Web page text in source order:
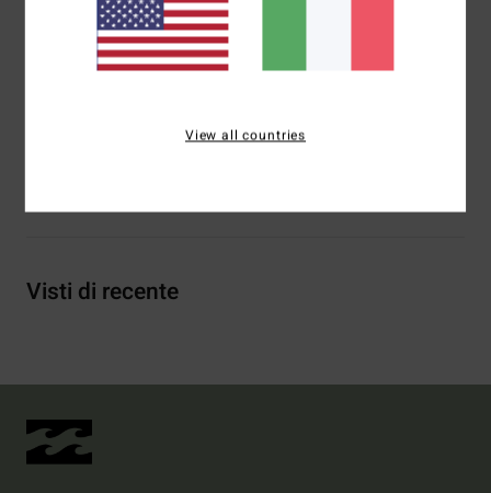
Marcatura:placca in metallo
Altre caratteristiche:tessuto taglia e cuci in crochet
Visti di recente
View all countries